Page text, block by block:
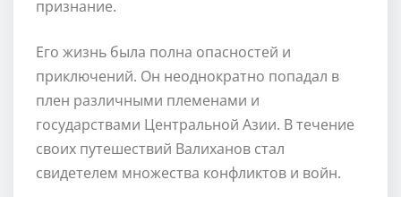
признание.
Его жизнь была полна опасностей и
приключений. Он неоднократно попадал в
плен различными племенами и
государствами Центральной Азии. В течение
своих путешествий Валиханов стал
свидетелем множества конфликтов и войн.